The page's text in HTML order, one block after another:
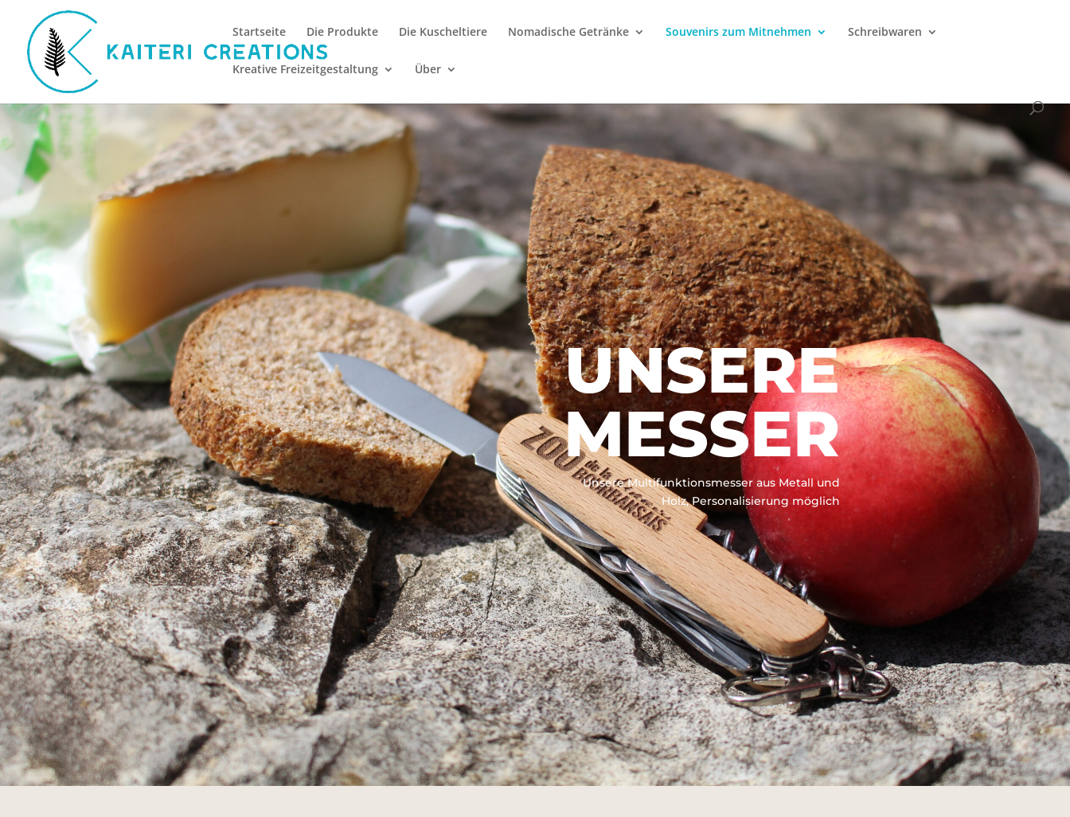
Startseite Die Produkte Die Kuscheltiere Nomadische Getränke Souvenirs zum Mitnehmen Schreibwaren
Kreative Freizeitgestaltung Über
UNSERE
MESSER
Unsere Multifunktionsmesser aus Metall und
Holz, Personalisierung möglich